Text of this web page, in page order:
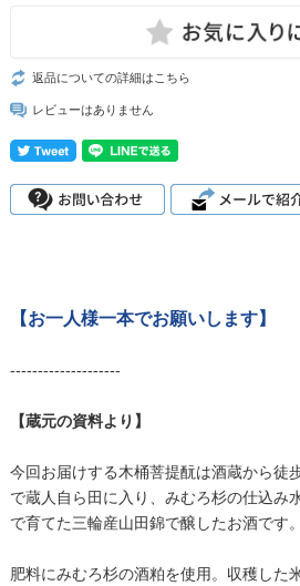
返品についての詳細はこちら
レビューはありません
【お一人様一本でお願いします】
--------------------
【蔵元の資料より】
今回お届けする木桶菩提酛は酒蔵から徒
で蔵人自ら田に入り、みむろ杉の仕込み
で育てた三輪産山田錦で醸したお酒です。
肥料にみむろ杉の酒粕を使用。収穫した